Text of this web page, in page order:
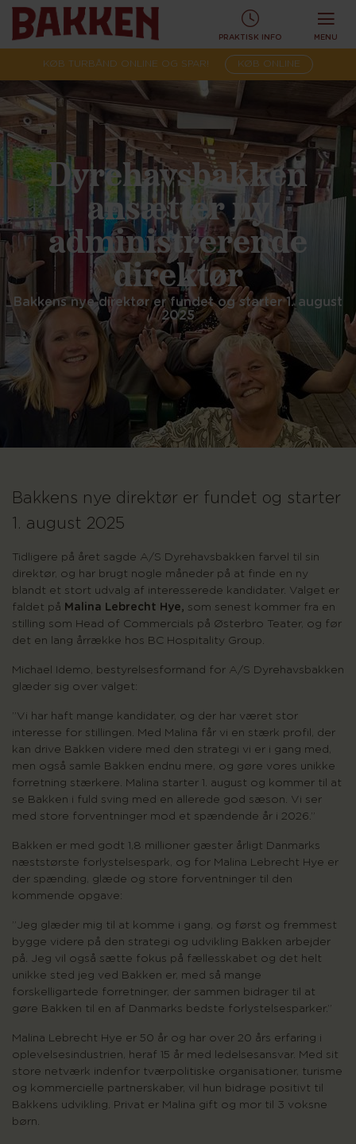
Dyrehavsbakken
ansætter ny
administrerende
direktør
Bakkens nye direktør er fundet og starter 1. august
2025
Bakkens nye direktør er fundet og starter
1. august 2025
Tidligere på året sagde A/S Dyrehavsbakken farvel til sin
direktør, og har brugt nogle måneder på at finde en ny
blandt et stort udvalg af interesserede kandidater. Valget er
faldet på Malina Lebrecht Hye, som senest kommer fra en
stilling som Head of Commercials på Østerbro Teater, og før
det en lang årrække hos BC Hospitality Group.
Michael Idemo, bestyrelsesformand for A/S Dyrehavsbakken
glæder sig over valget:
”Vi har haft mange kandidater, og der har været stor
interesse for stillingen. Med Malina får vi en stærk profil, der
kan drive Bakken videre med den strategi vi er i gang med,
men også samle Bakken endnu mere, og gøre vores unikke
forretning stærkere. Malina starter 1. august og kommer til at
se Bakken i fuld sving med en allerede god sæson. Vi ser
med store forventninger mod et spændende år i 2026.”
Bakken er med godt 1,8 millioner gæster årligt Danmarks
næststørste forlystelsespark, og for Malina Lebrecht Hye er
der spænding, glæde og store forventninger til den
kommende opgave:
”Jeg glæder mig til at komme i gang, og først og fremmest
bygge videre på den strategi og udvikling Bakken arbejder
på. Jeg vil også sætte fokus på fællesskabet og det helt
unikke sted jeg ved Bakken er, med så mange
forskelligartede forretninger, der sammen bidrager til at
gøre Bakken til en af Danmarks bedste forlystelsesparker.”
Malina Lebrecht Hye er 50 år og har over 20 års erfaring i
oplevelsesindustrien, heraf 15 år med ledelsesansvar. Med sit
store netværk indenfor tværpolitiske organisationer, turisme
og kommercielle partnerskaber, vil hun bidrage positivt til
Bakkens udvikling. Privat er Malina gift og mor til 3 voksne
børn.
PRAKTISK INFO MENU
KØB TURBÅND ONLINE OG SPAR! KØB ONLINE